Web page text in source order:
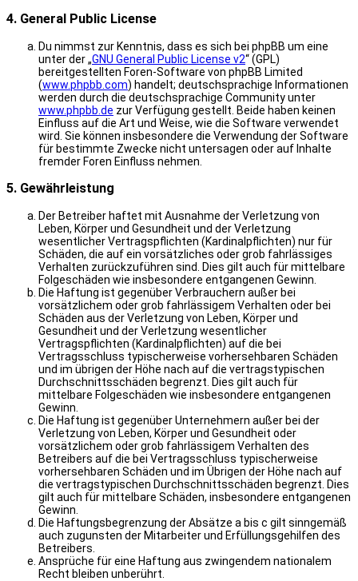
4. General Public License
Du nimmst zur Kenntnis, dass es sich bei phpBB um eine
unter der „GNU General Public License v2“ (GPL)
bereitgestellten Foren-Software von phpBB Limited
(www.phpbb.com) handelt; deutschsprachige Informationen
werden durch die deutschsprachige Community unter
www.phpbb.de zur Verfügung gestellt. Beide haben keinen
Einfluss auf die Art und Weise, wie die Software verwendet
wird. Sie können insbesondere die Verwendung der Software
für bestimmte Zwecke nicht untersagen oder auf Inhalte
fremder Foren Einfluss nehmen.
5. Gewährleistung
Der Betreiber haftet mit Ausnahme der Verletzung von
Leben, Körper und Gesundheit und der Verletzung
wesentlicher Vertragspflichten (Kardinalpflichten) nur für
Schäden, die auf ein vorsätzliches oder grob fahrlässiges
Verhalten zurückzuführen sind. Dies gilt auch für mittelbare
Folgeschäden wie insbesondere entgangenen Gewinn.
Die Haftung ist gegenüber Verbrauchern außer bei
vorsätzlichem oder grob fahrlässigem Verhalten oder bei
Schäden aus der Verletzung von Leben, Körper und
Gesundheit und der Verletzung wesentlicher
Vertragspflichten (Kardinalpflichten) auf die bei
Vertragsschluss typischerweise vorhersehbaren Schäden
und im übrigen der Höhe nach auf die vertragstypischen
Durchschnittsschäden begrenzt. Dies gilt auch für
mittelbare Folgeschäden wie insbesondere entgangenen
Gewinn.
Die Haftung ist gegenüber Unternehmern außer bei der
Verletzung von Leben, Körper und Gesundheit oder
vorsätzlichem oder grob fahrlässigem Verhalten des
Betreibers auf die bei Vertragsschluss typischerweise
vorhersehbaren Schäden und im Übrigen der Höhe nach auf
die vertragstypischen Durchschnittsschäden begrenzt. Dies
gilt auch für mittelbare Schäden, insbesondere entgangenen
Gewinn.
Die Haftungsbegrenzung der Absätze a bis c gilt sinngemäß
auch zugunsten der Mitarbeiter und Erfüllungsgehilfen des
Betreibers.
Ansprüche für eine Haftung aus zwingendem nationalem
Recht bleiben unberührt.